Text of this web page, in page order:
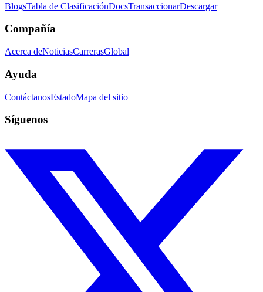
BlogsTabla de ClasificaciónDocsTransaccionarDescargar
Compañía
Acerca deNoticiasCarrerasGlobal
Ayuda
ContáctanosEstadoMapa del sitio
Síguenos